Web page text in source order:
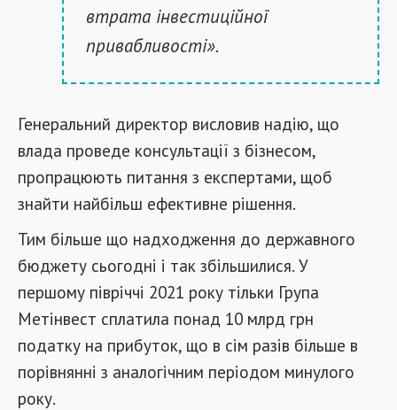
втрата інвестиційної
привабливості».
Генеральний директор висловив надію, що
влада проведе консультації з бізнесом,
пропрацюють питання з експертами, щоб
знайти найбільш ефективне рішення.
Тим більше що надходження до державного
бюджету сьогодні і так збільшилися. У
першому півріччі 2021 року тільки Група
Метінвест сплатила понад 10 млрд грн
податку на прибуток, що в сім разів більше в
порівнянні з аналогічним періодом минулого
року.